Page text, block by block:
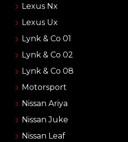
Lexus Nx
Lexus Ux
Lynk & Co 01
Lynk & Co 02
Lynk & Co 08
Motorsport
Nissan Ariya
Nissan Juke
Nissan Leaf